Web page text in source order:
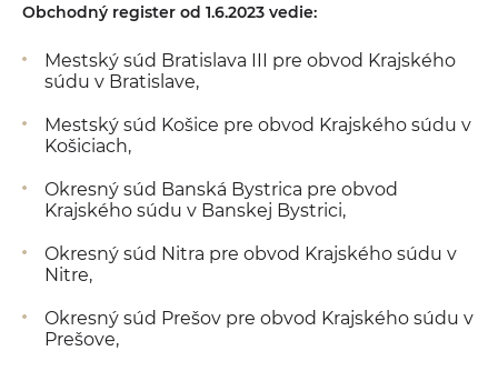
Obchodný register od 1.6.2023 vedie:
Mestský súd Bratislava III pre obvod Krajského
súdu v Bratislave,
Mestský súd Košice pre obvod Krajského súdu v
Košiciach,
Okresný súd Banská Bystrica pre obvod
Krajského súdu v Banskej Bystrici,
Okresný súd Nitra pre obvod Krajského súdu v
Nitre,
Okresný súd Prešov pre obvod Krajského súdu v
Prešove,